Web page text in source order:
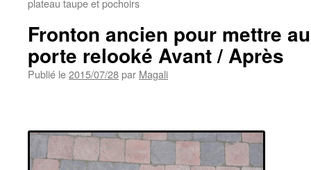
plateau taupe et pochoirs
Fronton ancien pour mettre
porte relooké Avant / Après
Publié le2015/07/28par Magali